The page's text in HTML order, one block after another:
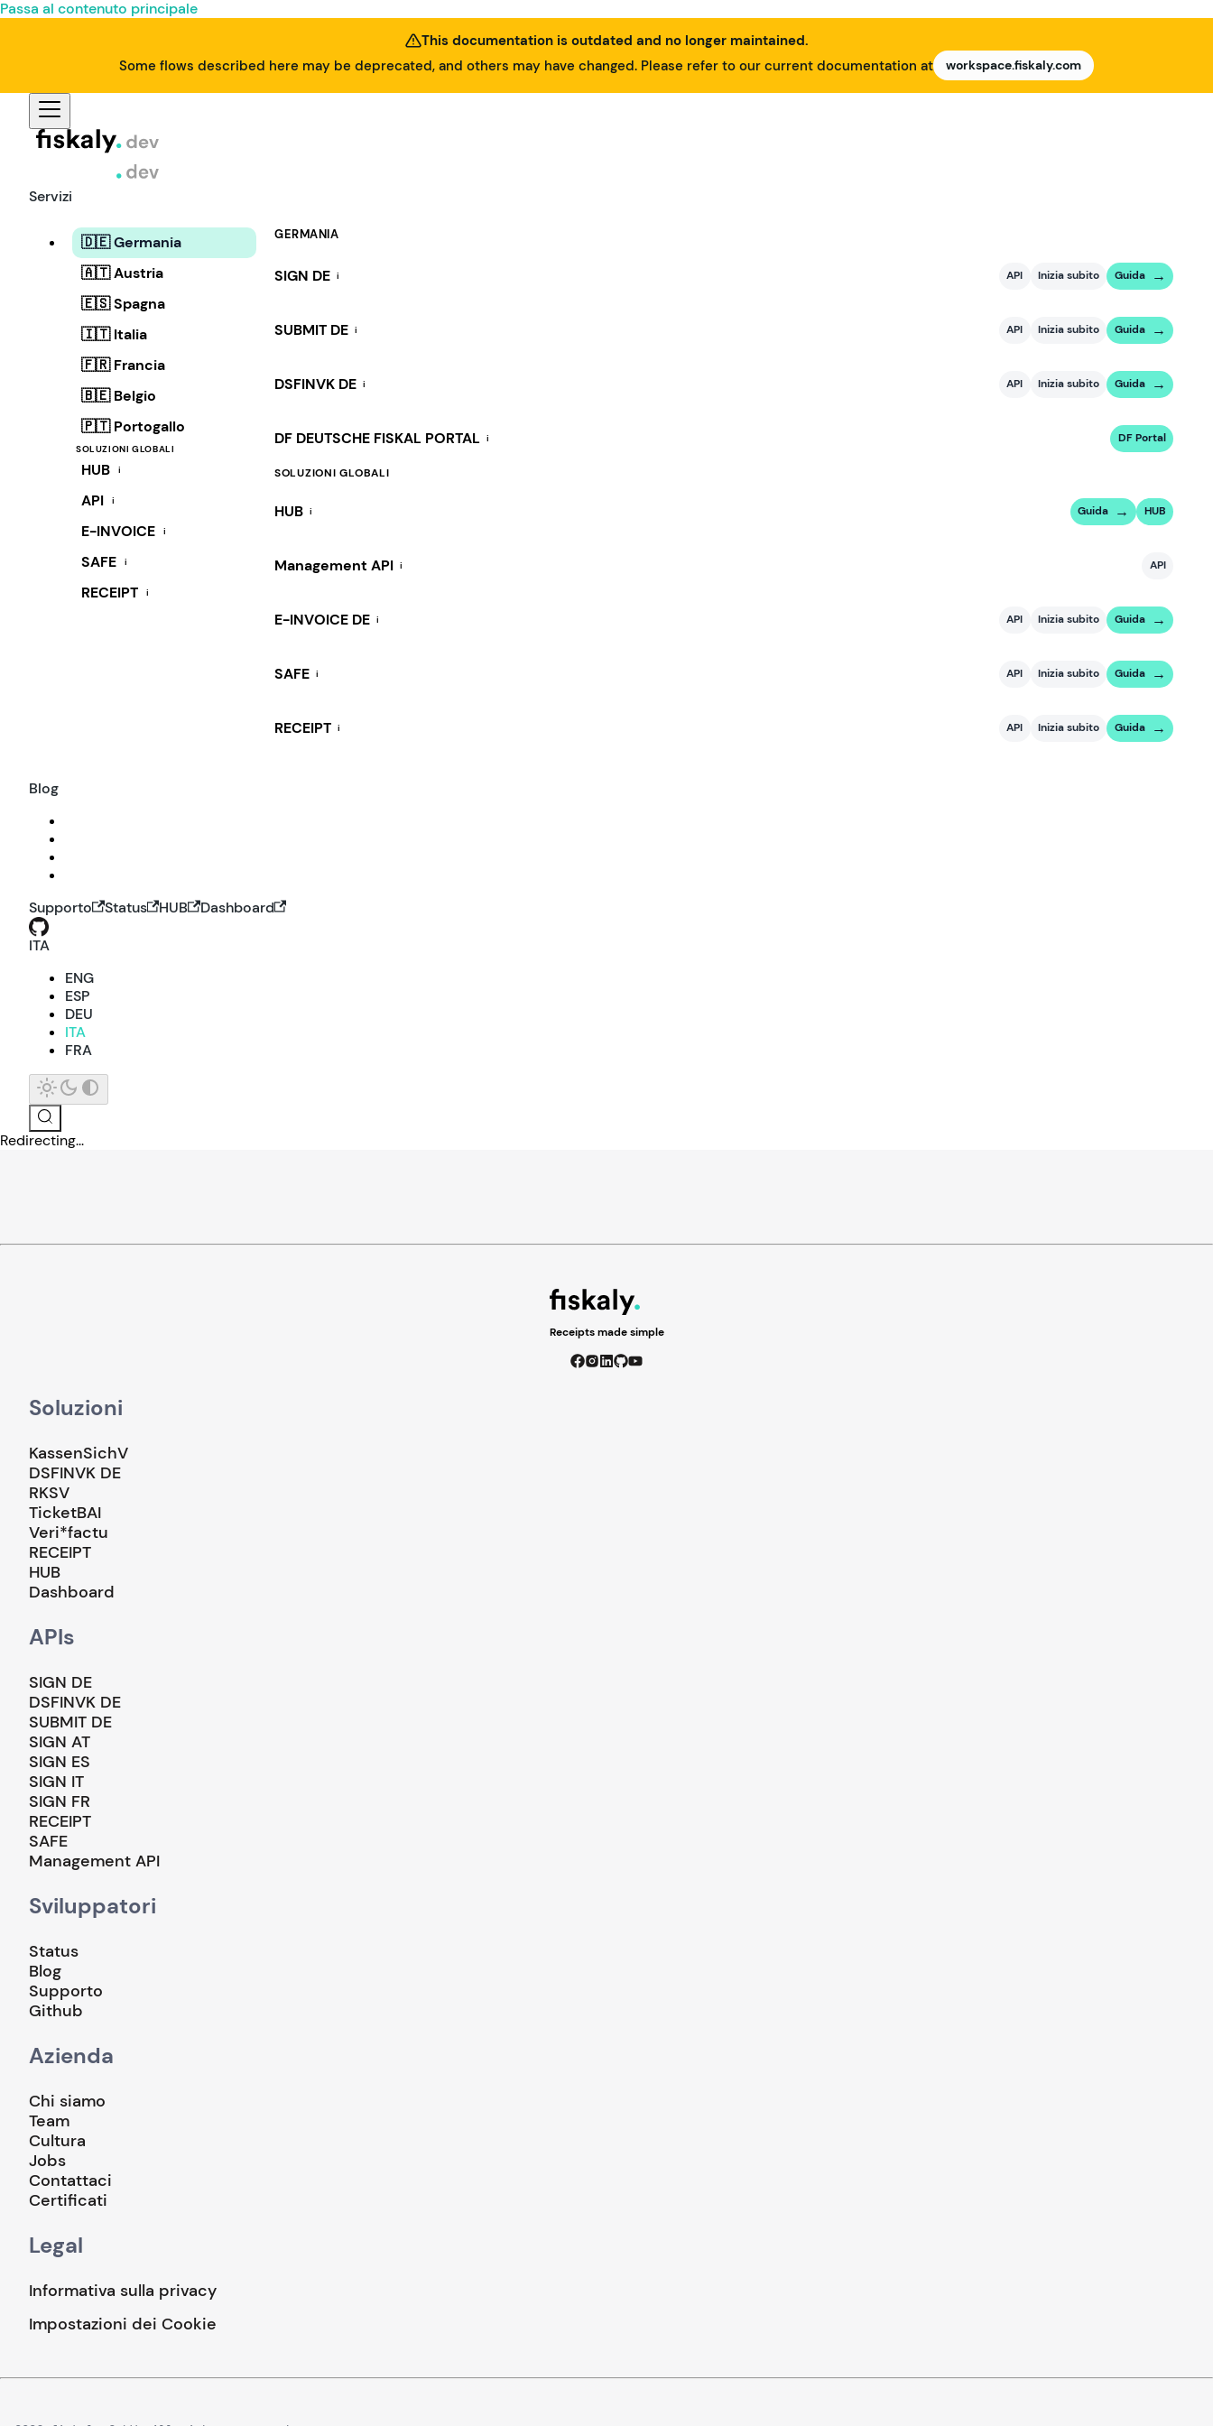
Passa al contenuto principale
This documentation is outdated and no longer maintained.
Some flows described here may be deprecated, and others may have changed. Please refer to our current documentation at
workspace.fiskaly.com
Servizi
🇩🇪 Germania
🇦🇹 Austria
🇪🇸 Spagna
🇮🇹 Italia
🇫🇷 Francia
🇧🇪 Belgio
🇵🇹 Portogallo
SOLUZIONI GLOBALI
HUB i
API i
E-INVOICE i
SAFE i
RECEIPT i
GERMANIA
SIGN DE i API Inizia subito Guida
SUBMIT DE i API Inizia subito Guida
DSFINVK DE i API Inizia subito Guida
DF DEUTSCHE FISKAL PORTAL i DF Portal
SOLUZIONI GLOBALI
HUB i Guida HUB
Management API i API
E-INVOICE DE i API Inizia subito Guida
SAFE i API Inizia subito Guida
RECEIPT i API Inizia subito Guida
Blog
Supporto Status HUB
Dashboard
ITA
ENG
ESP
DEU
ITA
FRA
Redirecting...
Receipts made simple
Soluzioni
KassenSichV
DSFINVK DE
RKSV
TicketBAI
Veri*factu
RECEIPT
HUB
Dashboard
APIs
SIGN DE
DSFINVK DE
SUBMIT DE
SIGN AT
SIGN ES
SIGN IT
SIGN FR
RECEIPT
SAFE
Management API
Sviluppatori
Status
Blog
Supporto
Github
Azienda
Chi siamo
Team
Cultura
Jobs
Contattaci
Certificati
Legal
Informativa sulla privacy
Impostazioni dei Cookie